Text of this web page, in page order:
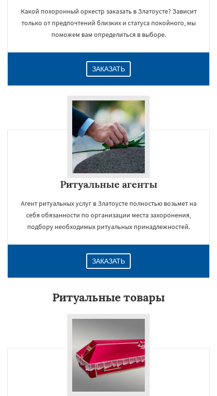
Какой похоронный оркестр заказать в Златоусте? Зависит
только от предпочтений близких и статуса покойного, мы
поможем вам определиться в выборе.
ЗАКАЗАТЬ
Ритуальные агенты
Агент ритуальных услуг в Златоусте полностью возьмет на
себя обязанности по организации места захоронения,
подбору необходимых ритуальных принадлежностей.
ЗАКАЗАТЬ
Ритуальные товары